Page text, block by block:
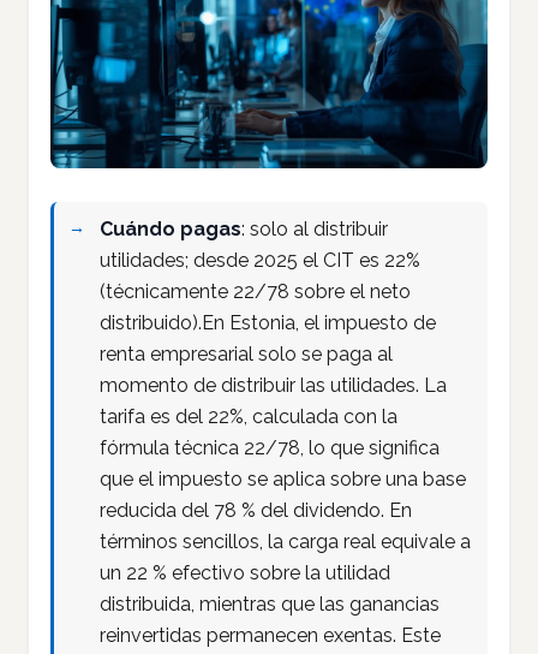
Cuándo pagas: solo al distribuir
utilidades; desde 2025 el CIT es 22%
(técnicamente 22/78 sobre el neto
distribuido).En Estonia, el impuesto de
renta empresarial solo se paga al
momento de distribuir las utilidades. La
tarifa es del 22%, calculada con la
fórmula técnica 22/78, lo que significa
que el impuesto se aplica sobre una base
reducida del 78 % del dividendo. En
términos sencillos, la carga real equivale a
un 22 % efectivo sobre la utilidad
distribuida, mientras que las ganancias
reinvertidas permanecen exentas. Este